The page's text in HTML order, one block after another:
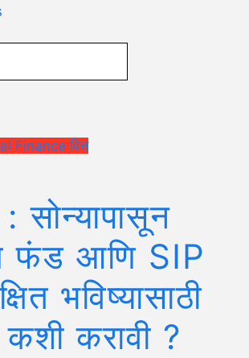
Financeवित्त
फंड आणि SIP
भविष्यासाठी
करावी ?